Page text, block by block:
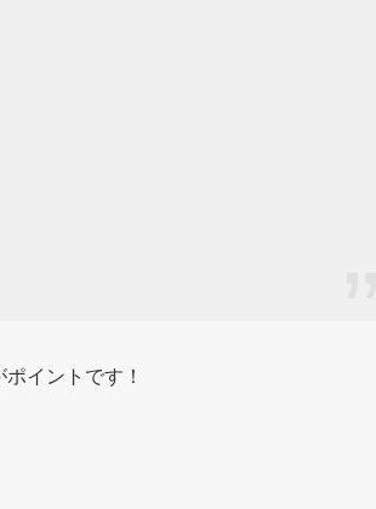
イントです！